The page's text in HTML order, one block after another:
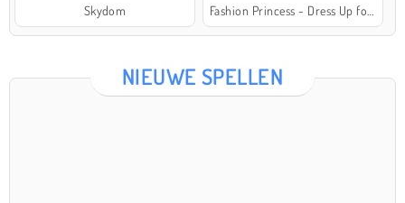
Skydom
NIEUWE SPELLEN